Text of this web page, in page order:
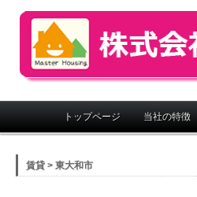
株式会社マスターハ
メインメニュートップページ 当社の特徴
賃貸 > 東大和市